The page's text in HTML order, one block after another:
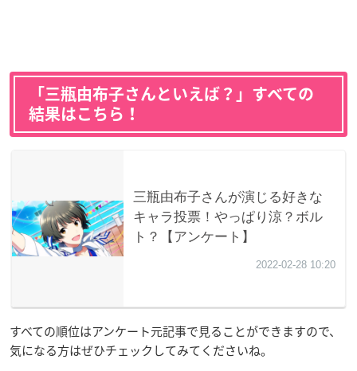
「三瓶由布子さんといえば？」すべての
結果はこちら！
すべての順位はアンケート元記事で見ることができますので、
気になる方はぜひチェックしてみてくださいね。